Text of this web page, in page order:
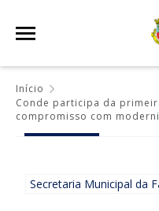
Início
Conde participa da
compromisso com
Secretaria Municipal da